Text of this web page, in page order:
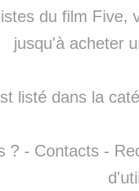
du film Five,
jusqu'à acheter
listé dans la
? - Contacts -